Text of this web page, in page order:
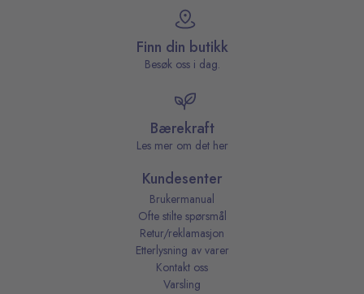
Finn din butikk
Besøk oss i dag.
Bærekraft
Les mer om det her
Kundesenter
Brukermanual
Ofte stilte spørsmål
Retur/reklamasjon
Etterlysning av varer
Kontakt oss
Varsling